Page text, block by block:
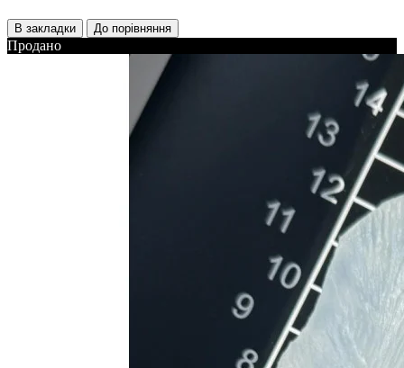
В закладки До порівняння
Продано